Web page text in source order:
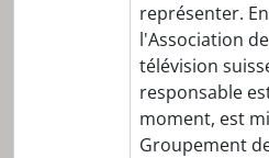
représenter.
l'Association
télévision
responsable
moment, est
Groupement